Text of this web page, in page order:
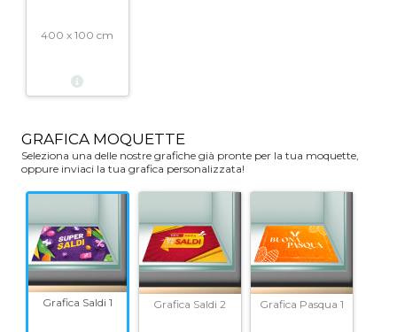
400 x 100 cm
GRAFICA MOQUETTE
Seleziona una delle nostre grafiche già pronte per la tua moquette,
oppure inviaci la tua grafica personalizzata!
Grafica Saldi 1 Grafica Saldi 2 Grafica Pasqua 1